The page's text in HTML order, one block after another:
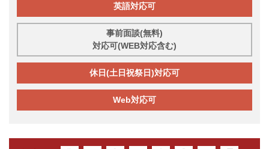
英語対応可
事前面談(無料)
対応可(WEB対応含む)
休日(土日祝祭日)対応可
Web対応可